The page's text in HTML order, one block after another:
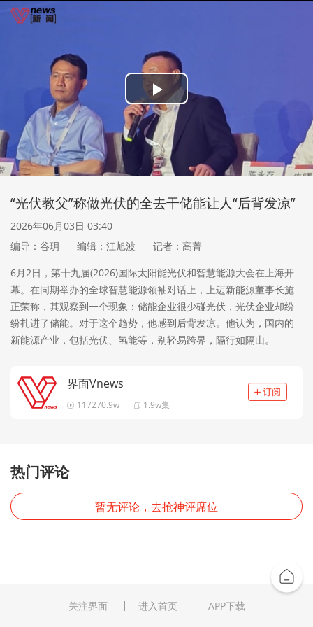
Play
Video
“光伏教父”称做光伏的全去干储能让人“后背发凉”
2026年06月03日 03:40
编导：谷玥
编辑：江旭波
记者：高菁
6月2日，第十九届(2026)国际太阳能光伏和智慧能源大会在上海开
幕。在同期举办的全球智慧能源领袖对话上，上迈新能源董事长施
正荣称，其观察到一个现象：储能企业很少碰光伏，光伏企业却纷
纷扎进了储能。对于这个趋势，他感到后背发凉。他认为，国内的
新能源产业，包括光伏、氢能等，别轻易跨界，隔行如隔山。
界面Vnews
117270.9w 1.9w集
热门评论
暂无评论，去抢神评席位
关注界面 进入首页 APP下载